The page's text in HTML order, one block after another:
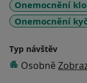
sonografii
kyčelního kloubu
Onemocnění
Onemocnění
Typ návštěv
Osobně